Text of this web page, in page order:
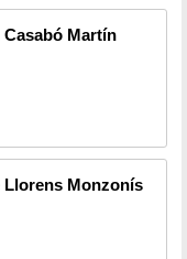
Casabó Martín
Llorens Monzonís